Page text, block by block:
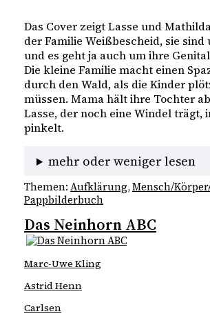
Das Cover zeigt Lasse und
der Familie Weißbescheid, sie
und es geht ja auch um ihre
Die kleine Familie macht einen
durch den Wald, als die Kinder
müssen. Mama hält ihre Tochter
Lasse, der noch eine Windel trägt,
pinkelt.
mehr oder weniger lesen
Themen: Aufklärung, Mensch/
Pappbilderbuch
Das Neinhorn ABC
Marc-Uwe Kling
Astrid Henn
Carlsen